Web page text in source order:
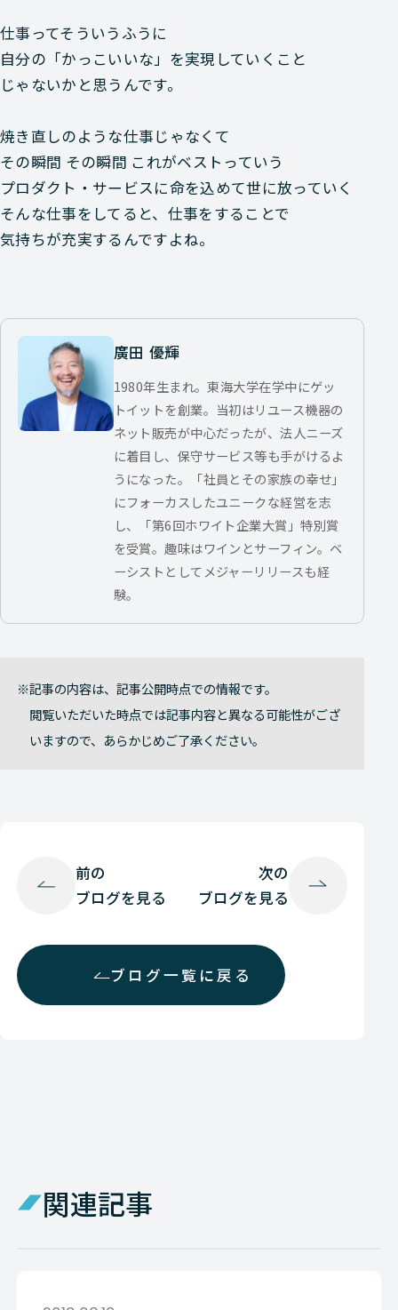
仕事ってそういうふうに
自分の「かっこいいな」を実現していくこと
じゃないかと思うんです。
焼き直しのような仕事じゃなくて
その瞬間 その瞬間 これがベストっていう
プロダクト・サービスに命を込めて世に放っていく
そんな仕事をしてると、仕事をすることで
気持ちが充実するんですよね。
廣田 優輝
1980年生まれ。東海大学在学中にゲッ
トイットを創業。当初はリユース機器の
ネット販売が中心だったが、法人ニーズ
に着目し、保守サービス等も手がけるよ
うになった。「社員とその家族の幸せ」
にフォーカスしたユニークな経営を志
し、「第6回ホワイト企業大賞」特別賞
を受賞。趣味はワインとサーフィン。ベ
ーシストとしてメジャーリリースも経
験。
記事の内容は、記事公開時点での情報です。
閲覧いただいた時点では記事内容と異なる可能性がござ
いますので、あらかじめご了承ください。
前の
ブログを見る
ブログ一覧に戻る
次の
ブログを見る
関連記事